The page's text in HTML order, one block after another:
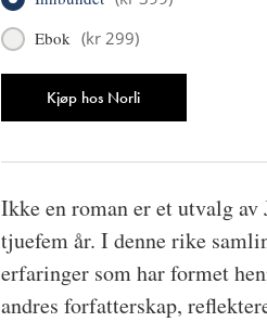
Ebok (kr 299)
Kjøp hos Norli
Ikke en roman er et utvalg av
tjuefem år. I denne rike
erfaringer som har formet
andres forfatterskap,